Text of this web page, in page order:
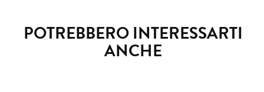
POTREBBERO INTERESSARTI
ANCHE